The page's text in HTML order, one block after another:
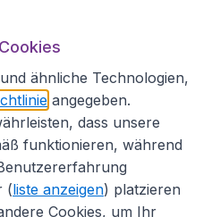
ähnliche Technologien,
angegeben.
dass unsere
funktionieren, während
(liste anzeigen) platzieren
Cookies, um Ihr